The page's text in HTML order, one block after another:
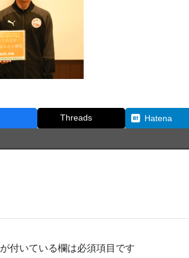
Threads Hatena
が付いている欄は必須項目です